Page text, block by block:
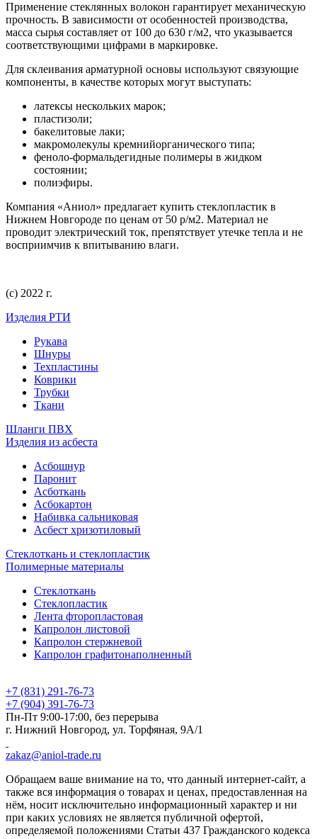
Применение стеклянных волокон гарантирует механическую
прочность. В зависимости от особенностей производства,
масса сырья составляет от 100 до 630 г/м2, что указывается
соответствующими цифрами в маркировке.
Для склеивания арматурной основы используют связующие
компоненты, в качестве которых могут выступать:
латексы нескольких марок;
пластизоли;
бакелитовые лаки;
макромолекулы кремнийорганического типа;
феноло-формальдегидные полимеры в жидком
состоянии;
полиэфиры.
Компания «Аниол» предлагает купить стеклопластик в
Нижнем Новгороде по ценам от 50 р/м2. Материал не
проводит электрический ток, препятствует утечке тепла и не
восприимчив к впитыванию влаги.
(с) 2022 г.
Изделия РТИ
Рукава
Шнуры
Техпластины
Коврики
Трубки
Ткани
Шланги ПВХ
Изделия из асбеста
Асбошнур
Паронит
Асботкань
Асбокартон
Набивка сальниковая
Асбест хризотиловый
Стеклоткань и стеклопластик
Полимерные материалы
Стеклоткань
Стеклопластик
Лента фторопластовая
Капролон листовой
Капролон стержневой
Капролон графитонаполненный
+7 (831) 291-76-73
+7 (904) 391-76-73
Пн-Пт 9:00-17:00, без перерыва
г. Нижний Новгород, ул. Торфяная, 9А/1
zakaz@aniol-trade.ru
Обращаем ваше внимание на то, что данный интернет-сайт, а
также вся информация о товарах и ценах, предоставленная на
нём, носит исключительно информационный характер и ни
при каких условиях не является публичной офертой,
определяемой положениями Статьи 437 Гражданского кодекса